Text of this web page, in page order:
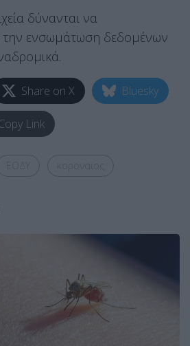
δύνανται να
την ενσωμάτωση δεδομένων
Share on X Bluesky
Link